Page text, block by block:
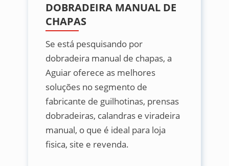
DOBRADEIRA MANUAL DE
CHAPAS
Se está pesquisando por
dobradeira manual de chapas, a
Aguiar oferece as melhores
soluções no segmento de
fabricante de guilhotinas, prensas
dobradeiras, calandras e viradeira
manual, o que é ideal para loja
fisica, site e revenda.